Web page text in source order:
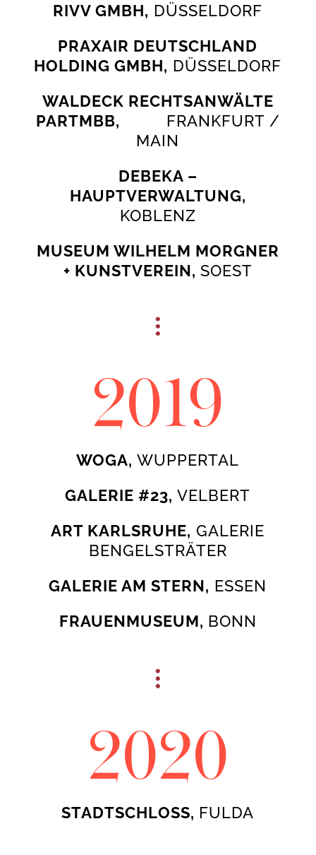
RIVV GMBH, DÜSSELDORF
PRAXAIR DEUTSCHLAND
HOLDING GMBH, DÜSSELDORF
WALDECK RECHTSANWÄLTE
PARTMBB, FRANKFURT /
MAIN
DEBEKA –
HAUPTVERWALTUNG,
KOBLENZ
MUSEUM WILHELM MORGNER
+ KUNSTVEREIN, SOEST
2019
WOGA,WUPPERTAL
GALERIE #23,VELBERT
ART KARLSRUHE, GALERIE
BENGELSTRÄTER
GALERIE AM STERN, ESSEN
FRAUENMUSEUM, BONN
2020
STADTSCHLOSS, FULDA